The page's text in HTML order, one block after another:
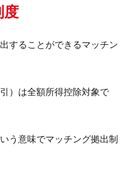
することができるマッチン
）は全額所得控除対象で
う意味でマッチング拠出制